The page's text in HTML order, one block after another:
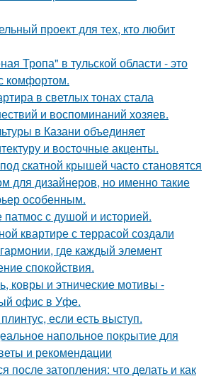
проект для тех, кто любит
Тропа" в тульской области - это
комфортом.
в светлых тонах стала
и воспоминаний хозяев.
в Казани объединяет
и восточные акценты.
скатной крышей часто становятся
для дизайнеров, но именно такие
особенным.
с душой и историей.
квартире с террасой создали
где каждый элемент
спокойствия.
ковры и этнические мотивы -
офис в Уфе.
если есть выступ.
напольное покрытие для
и рекомендации
после затопления: что делать и как